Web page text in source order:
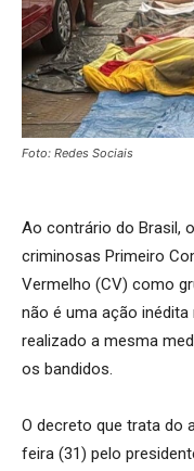
Foto: Redes Sociais
Ao contrário do Brasil,
criminosas Primeiro
Vermelho (CV) como
não é uma ação
realizado a mesma
os bandidos.
O decreto que trata do
feira (31) pelo